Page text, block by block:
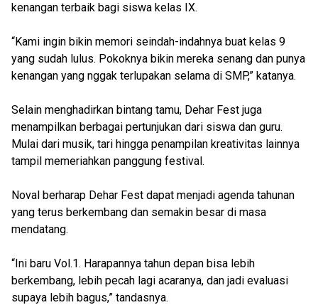
kenangan terbaik bagi siswa kelas IX.
“Kami ingin bikin memori seindah-indahnya buat kelas 9
yang sudah lulus. Pokoknya bikin mereka senang dan punya
kenangan yang nggak terlupakan selama di SMP,” katanya.
Selain menghadirkan bintang tamu, Dehar Fest juga
menampilkan berbagai pertunjukan dari siswa dan guru.
Mulai dari musik, tari hingga penampilan kreativitas lainnya
tampil memeriahkan panggung festival.
Noval berharap Dehar Fest dapat menjadi agenda tahunan
yang terus berkembang dan semakin besar di masa
mendatang.
“Ini baru Vol.1. Harapannya tahun depan bisa lebih
berkembang, lebih pecah lagi acaranya, dan jadi evaluasi
supaya lebih bagus,” tandasnya.